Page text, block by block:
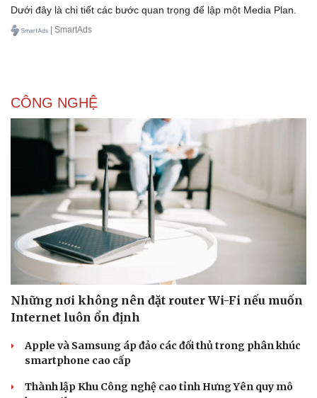
Doanh nghiệp
Thông tin doanh nghiệp
Doanh nghiệp 24h
Doanh nhân
Vì cộng đồng
Tin Công nghệ
Trải nghiệm
Chuyển đổi số
Dưới đây là chi tiết các bước quan trọng để lập một Media Plan.
| SmartAds
CÔNG NGHỆ
Những nơi không nên đặt router Wi-Fi nếu muốn
Internet luôn ổn định
Apple và Samsung áp đảo các đối thủ trong phân khúc
smartphone cao cấp
Thành lập Khu Công nghệ cao tỉnh Hưng Yên quy mô